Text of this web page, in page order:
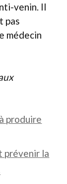
venin. Il
pas
médecin
produire
prévenir la